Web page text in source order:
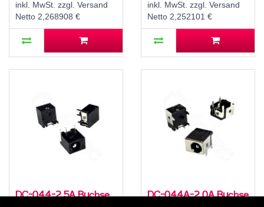
inkl. MwSt. zzgl. Versand
Netto 2,268908 €
inkl. MwSt. zzgl. Versand
Netto 2,252101 €
DC-044-2.5A Buchse
DC-044A-2.0A Buchse